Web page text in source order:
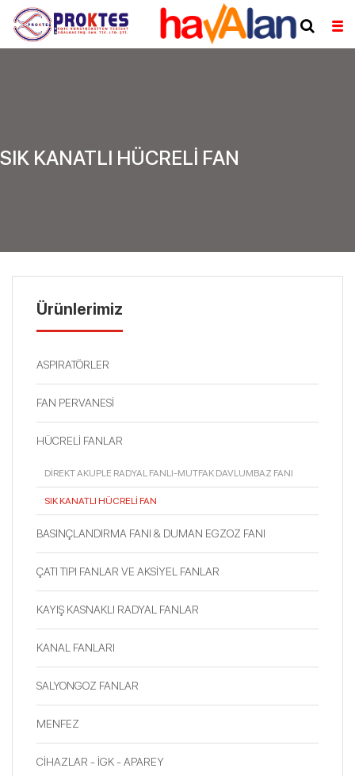
SIK KANATLI HÜCRELİ FAN
Ürünlerimiz
ASPIRATÖRLER
FAN PERVANESİ
HÜCRELİ FANLAR
DİREKT AKUPLE RADYAL FANLI-MUTFAK DAVLUMBAZ FANI
SIK KANATLI HÜCRELİ FAN
BASINÇLANDIRMA FANI & DUMAN EGZOZ FANI
ÇATI TIPI FANLAR VE AKSİYEL FANLAR
KAYIŞ KASNAKLI RADYAL FANLAR
KANAL FANLARI
SALYONGOZ FANLAR
MENFEZ
CİHAZLAR - İGK - APAREY